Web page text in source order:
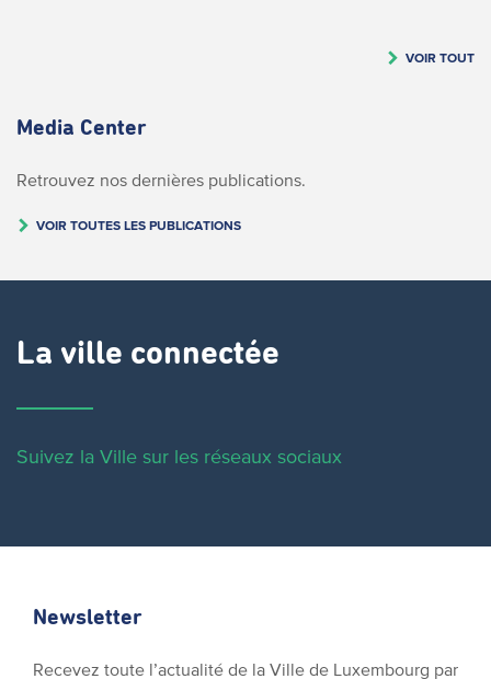
VOIR TOUT
Media Center
Retrouvez nos dernières publications.
VOIR TOUTES LES PUBLICATIONS
La ville connectée
Suivez la Ville sur les réseaux sociaux
Newsletter
Recevez toute l’actualité de la Ville de Luxembourg par